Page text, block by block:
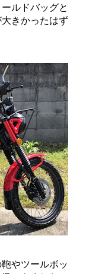
ルドバッグと
きかったはず
やツールボッ